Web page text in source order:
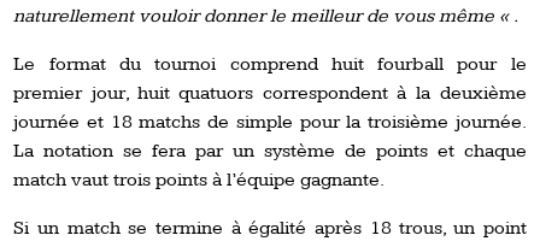
naturellement vouloir donner le meilleur de vous même « .
Le format du tournoi comprend huit fourball pour le
premier jour, huit quatuors correspondent à la deuxième
journée et 18 matchs de simple pour la troisième journée.
La notation se fera par un système de points et chaque
match vaut trois points à l’équipe gagnante.
Si un match se termine à égalité après 18 trous, un point